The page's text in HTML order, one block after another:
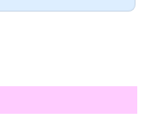
ある商店街での開催は大正解だ